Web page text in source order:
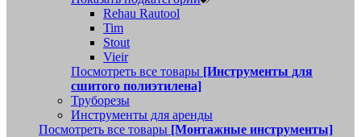
Rehau Rautool
Tim
Stout
Vieir
Посмотреть все товары [Инструменты для
сшитого полиэтилена]
Труборезы
Инструменты для аренды
Посмотреть все товары [Монтажные инструменты]